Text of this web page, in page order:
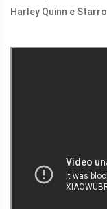
Harley Quinn e Starro